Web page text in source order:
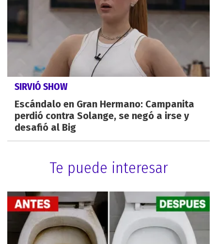
SIRVIÓ SHOW
Escándalo en Gran Hermano: Campanita
perdió contra Solange, se negó a irse y
desafió al Big
Te puede interesar